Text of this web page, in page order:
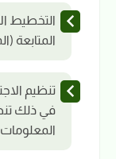
التخطيط
المتابعة
تنظيم
في ذلك